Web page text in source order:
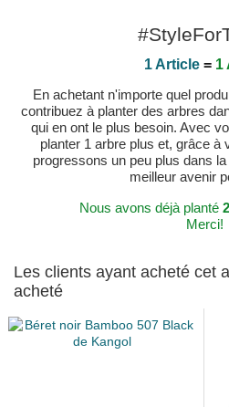
1 Article= 1
En achetant n'importe quel
contribuez à planter des arbres
qui en ont le plus besoin. Avec
planter 1 arbre plus et, grâce à
progressons un peu plus dans
meilleur avenir
Nous avons déjà planté
Merci!
Les clients ayant acheté cet
acheté